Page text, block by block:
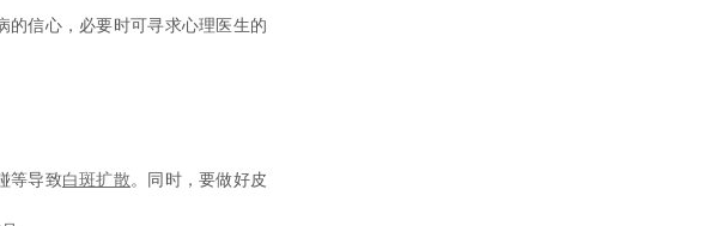
的信心，必要时可寻求心理医生的
等导致白斑扩散。同时，要做好皮